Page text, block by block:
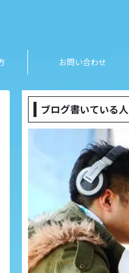
お問い合わせ
ブログ書いている人